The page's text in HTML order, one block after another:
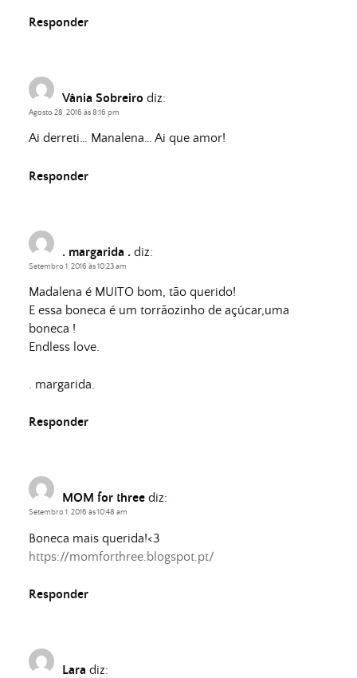
Responder
Vânia Sobreiro diz:
Agosto 28, 2016 às 8:16 pm
Ai derreti… Manalena… Ai que amor!
Responder
. margarida . diz:
Setembro 1, 2016 às 10:23 am
Madalena é MUITO bom, tão querido!
E essa boneca é um torrãozinho de açúcar,uma
boneca !
Endless love.
. margarida.
Responder
MOM for three diz:
Setembro 1, 2016 às 10:48 am
Boneca mais querida!<3
https://momforthree.blogspot.pt/
Responder
Lara diz: